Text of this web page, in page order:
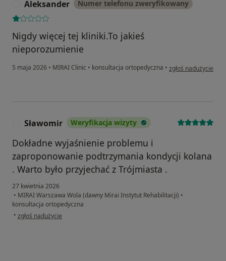
Aleksander Numer telefonu zweryfikowany
Nigdy więcej tej kliniki.To jakieś
nieporozumienie
5 maja 2026 • MIRAI Clinic • konsultacja ortopedyczna • w opinii
zgłoś nadużycie
Sławomir Weryfikacja wizyty
Dokładne wyjaśnienie problemu i
zaproponowanie podtrzymania kondycji kolana
. Warto było przyjechać z Trójmiasta .
27 kwietnia 2026
• MIRAI Warszawa Wola (dawny Mirai Instytut Rehabilitacji) •
konsultacja ortopedyczna
• w opinii użytkownika Sławomir
zgłoś nadużycie